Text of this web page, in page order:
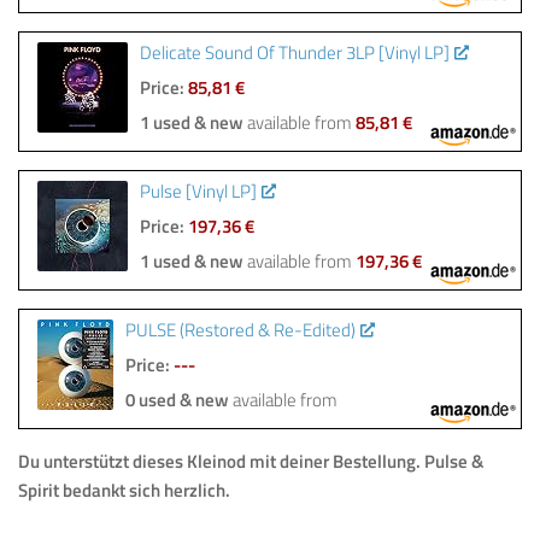
Delicate Sound Of Thunder 3LP [Vinyl LP]
Price:85,81 €
1 used & newavailable from85,81 €
Pulse [Vinyl LP]
Price: 197,36 €
1 used & newavailable from 197,36 €
PULSE (Restored & Re-Edited)
Price: ---
0 used & newavailable from
Du unterstützt dieses Kleinod mit deiner Bestellung. Pulse &
Spirit bedankt sich herzlich.